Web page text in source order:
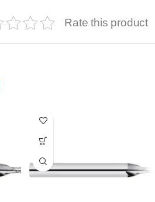
Rate this product